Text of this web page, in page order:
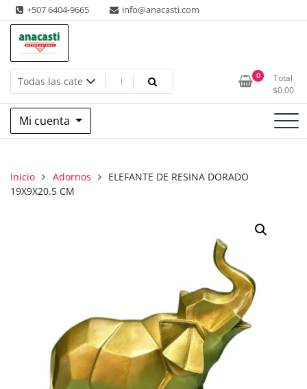
Saltar
al
contenido
+507 6404-9665 info@anacasti.com
Anacasti Internacional SA
Ventas de productos al por mayor de flores y plantas. juguetes,
navidad, religioso y adornos
0
Total
$0.00
Mi cuenta
Inicio Adornos
ELEFANTE DE RESINA DORADO
19X9X20.5 CM